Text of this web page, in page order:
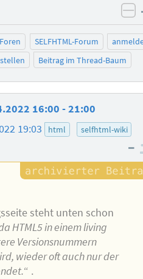
SELFHTML-Forum
Beitrag im Thread-Baum
16:00 - 21:00
19:03 html selfhtml-wiki
–
steht unten schon
HTML5 in einem living
Versionsnummern
wieder oft auch nur der
“ .